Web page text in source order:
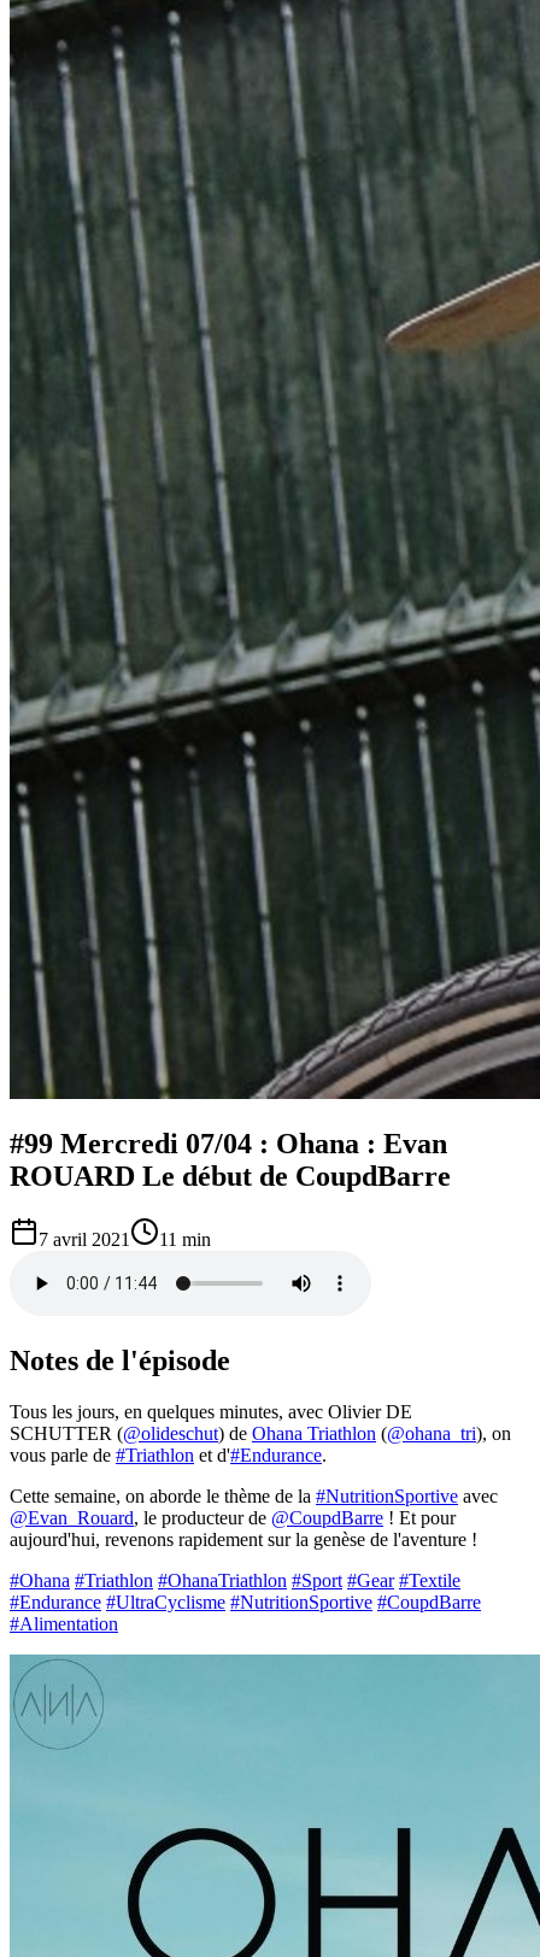
#99 Mercredi 07/04 : Ohana : Evan
ROUARD Le début de CoupdBarre
7 avril 2021 11 min
Notes de l'épisode
Tous les jours, en quelques minutes, avec Olivier DE
SCHUTTER (@olideschut) de Ohana Triathlon (@ohana_tri), on
vous parle de #Triathlon et d'#Endurance.
Cette semaine, on aborde le thème de la #NutritionSportive avec
@Evan_Rouard, le producteur de @CoupdBarre ! Et pour
aujourd'hui, revenons rapidement sur la genèse de l'aventure !
#Ohana #Triathlon #OhanaTriathlon #Sport #Gear #Textile
#Endurance #UltraCyclisme #NutritionSportive #CoupdBarre
#Alimentation